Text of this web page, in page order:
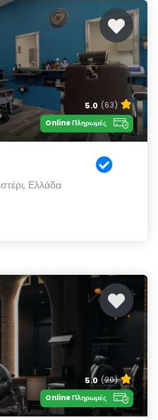
5.0 (63)
Online Πληρωμές
Ελλάδα
5.0 (20)
Online Πληρωμές